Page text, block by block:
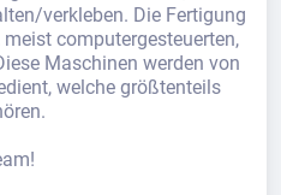
verkleben. Die Fertigung
computergesteuerten,
Maschinen werden von
welche größtenteils